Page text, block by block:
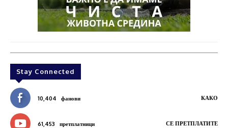
Stay Connected
10,404 фанови КАКО
61,453 претплатници СЕ ПРЕТПЛАТИТЕ